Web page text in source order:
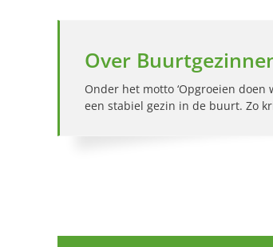
Over
Onder het motto ‘Opgroeien
een stabiel gezin in de buurt. Zo